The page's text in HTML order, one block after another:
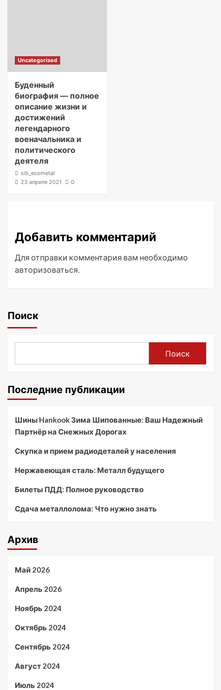
Uncategorised
Буденный
биография — полное
описание жизни и
достижений
легендарного
военачальника и
политического
деятеля
sib_ecometal
23 апреля 2021
0
Добавить комментарий
Для отправки комментария вам необходимо
авторизоваться.
Поиск
Поиск
Последние публикации
Шины Hankook Зима Шипованные: Ваш Надежный
Партнёр на Снежных Дорогах
Скупка и прием радиодеталей у населения
Нержавеющая сталь: Металл будущего
Билеты ПДД: Полное руководство
Сдача металлолома: Что нужно знать
Архив
Май 2026
Апрель 2026
Ноябрь 2024
Октябрь 2024
Сентябрь 2024
Август 2024
Июль 2024